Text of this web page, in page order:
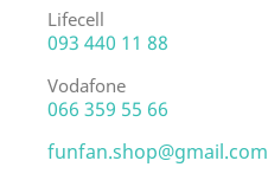
Lifecell
093 440 11 88
Vodafone
066 359 55 66
funfan.shop@gmail.com